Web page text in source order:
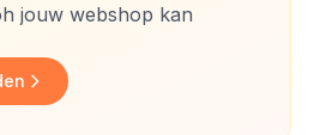
jouw webshop kan